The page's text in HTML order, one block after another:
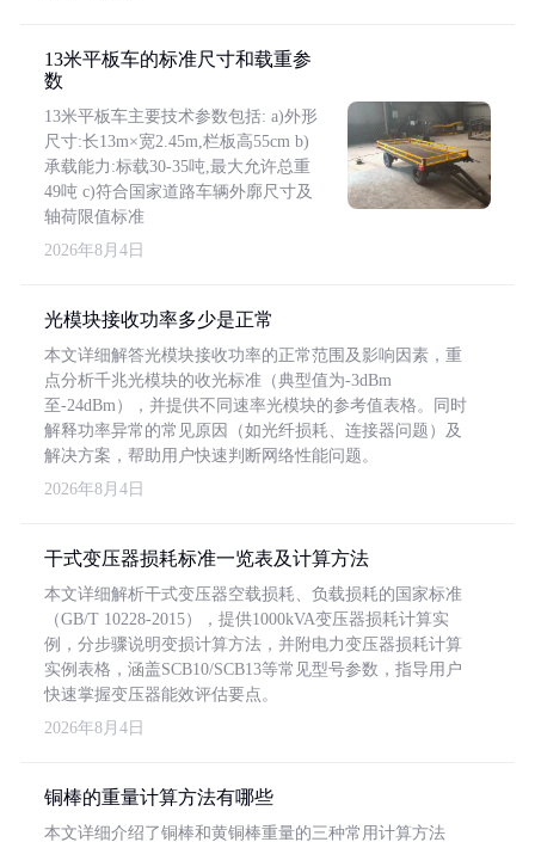
13米平板车的标准尺寸和载重参
数
13米平板车主要技术参数包括: a)外形
尺寸:长13m×宽2.45m,栏板高55cm b)
承载能力:标载30-35吨,最大允许总重
49吨 c)符合国家道路车辆外廓尺寸及
轴荷限值标准
2026年8月4日
光模块接收功率多少是正常
本文详细解答光模块接收功率的正常范围及影响因素，重
点分析千兆光模块的收光标准（典型值为-3dBm
至-24dBm），并提供不同速率光模块的参考值表格。同时
解释功率异常的常见原因（如光纤损耗、连接器问题）及
解决方案，帮助用户快速判断网络性能问题。
2026年8月4日
干式变压器损耗标准一览表及计算方法
本文详细解析干式变压器空载损耗、负载损耗的国家标准
（GB/T 10228-2015），提供1000kVA变压器损耗计算实
例，分步骤说明变损计算方法，并附电力变压器损耗计算
实例表格，涵盖SCB10/SCB13等常见型号参数，指导用户
快速掌握变压器能效评估要点。
2026年8月4日
铜棒的重量计算方法有哪些
本文详细介绍了铜棒和黄铜棒重量的三种常用计算方法